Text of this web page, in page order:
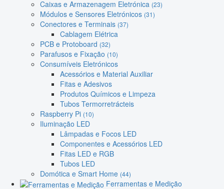
Caixas e Armazenagem Eletrónica (23)
Módulos e Sensores Eletrónicos (31)
Conectores e Terminais (37)
Cablagem Elétrica
PCB e Protoboard (32)
Parafusos e Fixação (10)
Consumíveis Eletrónicos
Acessórios e Material Auxiliar
Fitas e Adesivos
Produtos Químicos e Limpeza
Tubos Termorretrácteis
Raspberry Pi (10)
Iluminação LED
Lâmpadas e Focos LED
Componentes e Acessórios LED
Fitas LED e RGB
Tubos LED
Domótica e Smart Home (44)
Ferramentas e Medição